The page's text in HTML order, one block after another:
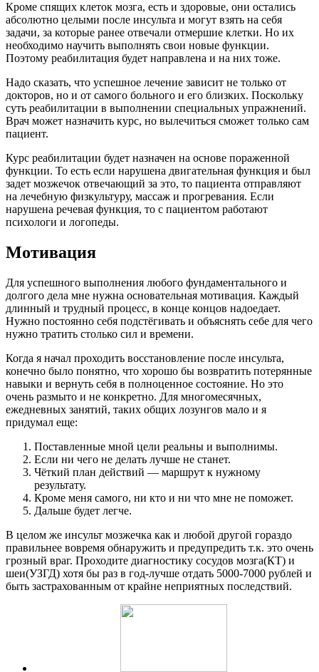
Кроме спящих клеток мозга, есть и здоровые, они остались
абсолютно целыми после инсульта и могут взять на себя
задачи, за которые ранее отвечали отмершие клетки. Но их
необходимо научить выполнять свои новые функции.
Поэтому реабилитация будет направлена и на них тоже.
Надо сказать, что успешное лечение зависит не только от
докторов, но и от самого больного и его близких. Поскольку
суть реабилитации в выполнении специальных упражнений.
Врач может назначить курс, но вылечиться сможет только сам
пациент.
Курс реабилитации будет назначен на основе пораженной
функции. То есть если нарушена двигательная функция и был
задет мозжечок отвечающий за это, то пациента отправляют
на лечебную физкультуру, массаж и прогревания. Если
нарушена речевая функция, то с пациентом работают
психологи и логопеды.
Мотивация
Для успешного выполнения любого фундаментального и
долгого дела мне нужна основательная мотивация. Каждый
длинный и трудный процесс, в конце концов надоедает.
Нужно постоянно себя подстёгивать и объяснять себе для чего
нужно тратить столько сил и времени.
Когда я начал проходить восстановление после инсульта,
конечно было понятно, что хорошо бы возвратить потерянные
навыки и вернуть себя в полноценное состояние. Но это
очень размыто и не конкретно. Для многомесячных,
ежедневных занятий, таких общих лозунгов мало и я
придумал еще:
Поставленные мной цели реальны и выполнимы.
Если ни чего не делать лучше не станет.
Чёткий план действий — маршрут к нужному
результату.
Кроме меня самого, ни кто и ни что мне не поможет.
Дальше будет легче.
В целом же инсульт мозжечка как и любой другой гораздо
правильнее вовремя обнаружить и предупредить т.к. это очень
грозный враг. Проходите диагностику сосудов мозга(КТ) и
шеи(УЗГД) хотя бы раз в год-лучше отдать 5000-7000 рублей и
быть застрахованным от крайне неприятных последствий.